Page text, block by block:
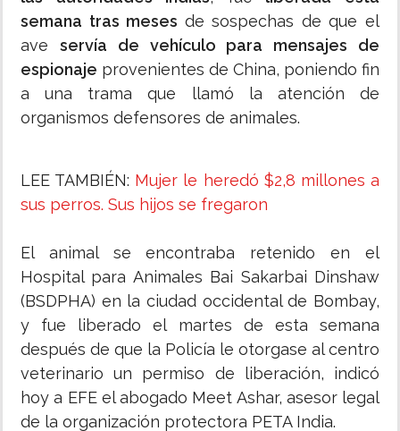
semana tras meses de sospechas de que el
ave servía de vehículo para mensajes de
espionaje provenientes de China, poniendo fin
a una trama que llamó la atención de
organismos defensores de animales.
LEE TAMBIÉN: Mujer le heredó $2,8 millones a
sus perros. Sus hijos se fregaron
El animal se encontraba retenido en el
Hospital para Animales Bai Sakarbai Dinshaw
(BSDPHA) en la ciudad occidental de Bombay,
y fue liberado el martes de esta semana
después de que la Policía le otorgase al centro
veterinario un permiso de liberación, indicó
hoy a EFE el abogado Meet Ashar, asesor legal
de la organización protectora PETA India.